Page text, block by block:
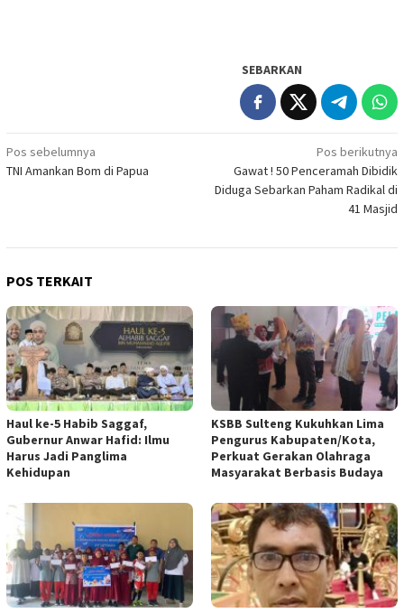
SEBARKAN
Navigasi
pos
Pos sebelumnya
TNI Amankan Bom di Papua
Pos berikutnya
Gawat ! 50 Penceramah Dibidik
Diduga Sebarkan Paham Radikal di
41 Masjid
POS TERKAIT
Haul ke-5 Habib Saggaf,
Gubernur Anwar Hafid: Ilmu
Harus Jadi Panglima
Kehidupan
KSBB Sulteng Kukuhkan Lima
Pengurus Kabupaten/Kota,
Perkuat Gerakan Olahraga
Masyarakat Berbasis Budaya